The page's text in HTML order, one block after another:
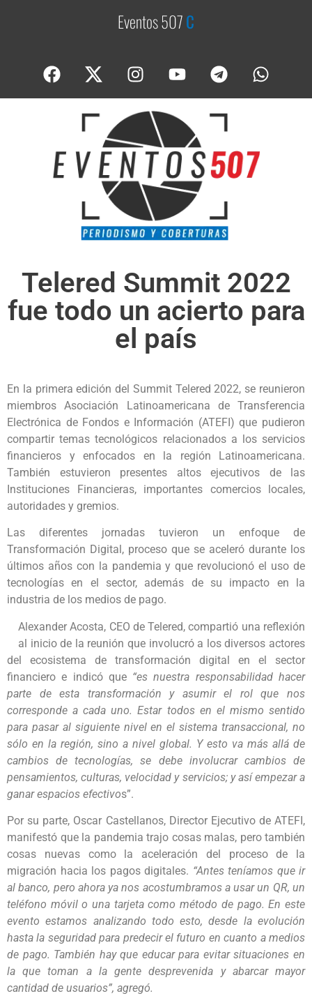
Eventos 507Co
Telered Summit 2022
fue todo un acierto para
el país
En la primera edición del Summit Telered 2022, se reunieron
miembros Asociación Latinoamericana de Transferencia
Electrónica de Fondos e Información (ATEFI) que pudieron
compartir temas tecnológicos relacionados a los servicios
financieros y enfocados en la región Latinoamericana.
También estuvieron presentes altos ejecutivos de las
Instituciones Financieras, importantes comercios locales,
autoridades y gremios.
Las diferentes jornadas tuvieron un enfoque de
Transformación Digital, proceso que se aceleró durante los
últimos años con la pandemia y que revolucionó el uso de
tecnologías en el sector, además de su impacto en la
industria de los medios de pago.
Alexander Acosta, CEO de Telered, compartió una reflexión
al inicio de la reunión que involucró a los diversos actores
del ecosistema de transformación digital en el sector
financiero e indicó que “es nuestra responsabilidad hacer
parte de esta transformación y asumir el rol que nos
corresponde a cada uno. Estar todos en el mismo sentido
para pasar al siguiente nivel en el sistema transaccional, no
sólo en la región, sino a nivel global. Y esto va más allá de
cambios de tecnologías, se debe involucrar cambios de
pensamientos, culturas, velocidad y servicios; y así empezar a
ganar espacios efectivos”.
Por su parte, Oscar Castellanos, Director Ejecutivo de ATEFI,
manifestó que la pandemia trajo cosas malas, pero también
cosas nuevas como la aceleración del proceso de la
migración hacia los pagos digitales. “Antes teníamos que ir
al banco, pero ahora ya nos acostumbramos a usar un QR, un
teléfono móvil o una tarjeta como método de pago. En este
evento estamos analizando todo esto, desde la evolución
hasta la seguridad para predecir el futuro en cuanto a medios
de pago. También hay que educar para evitar situaciones en
la que toman a la gente desprevenida y abarcar mayor
cantidad de usuarios”, agregó.